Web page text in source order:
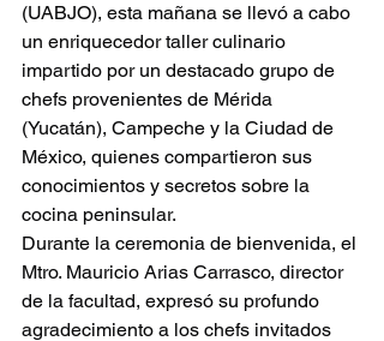
(UABJO), esta mañana se llevó a cabo
un enriquecedor taller culinario
impartido por un destacado grupo de
chefs provenientes de Mérida
(Yucatán), Campeche y la Ciudad de
México, quienes compartieron sus
conocimientos y secretos sobre la
cocina peninsular.
Durante la ceremonia de bienvenida, el
Mtro. Mauricio Arias Carrasco, director
de la facultad, expresó su profundo
agradecimiento a los chefs invitados